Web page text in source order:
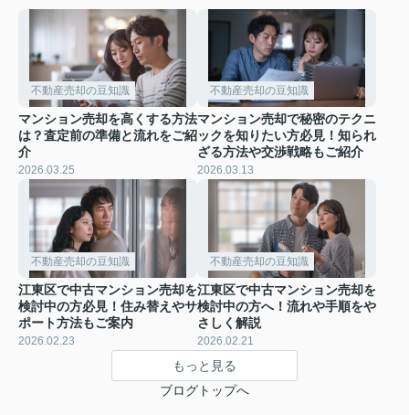
不動産売却の豆知識
マンション売却を高くする方法
は？査定前の準備と流れをご紹
介
2026.03.25
不動産売却の豆知識
マンション売却で秘密のテクニ
ックを知りたい方必見！知られ
ざる方法や交渉戦略もご紹介
2026.03.13
不動産売却の豆知識
江東区で中古マンション売却を
検討中の方必見！住み替えやサ
ポート方法もご案内
2026.02.23
不動産売却の豆知識
江東区で中古マンション売却を
検討中の方へ！流れや手順をや
さしく解説
2026.02.21
もっと見る
ブログトップへ